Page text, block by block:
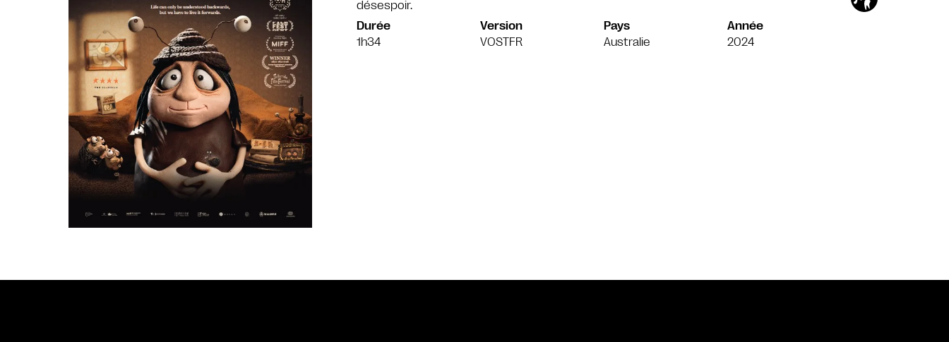
désespoir.
Durée
1h34
Version
VOSTFR
Pays
Australie
Année
2024